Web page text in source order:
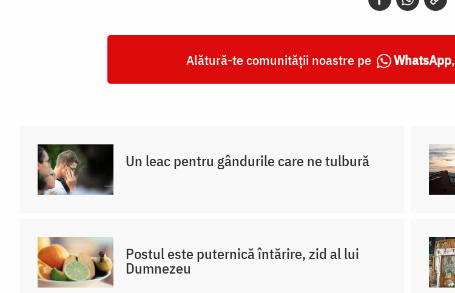
Alătură-te comunității noastre pe WhatsApp,
Un leac pentru gândurile care ne tulbură
Postul este puternică întărire, zid al lui
Dumnezeu